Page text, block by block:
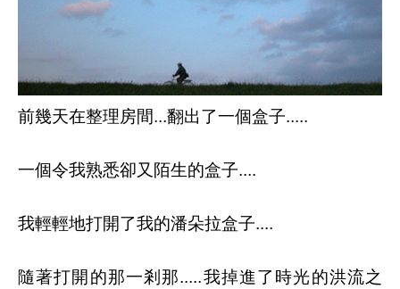
前幾天在整理房間...翻出了一個盒子.....
一個令我熟悉卻又陌生的盒子....
我輕輕地打開了我的潘朵拉盒子....
隨著打開的那一剎那.....我掉進了時光的洪流之